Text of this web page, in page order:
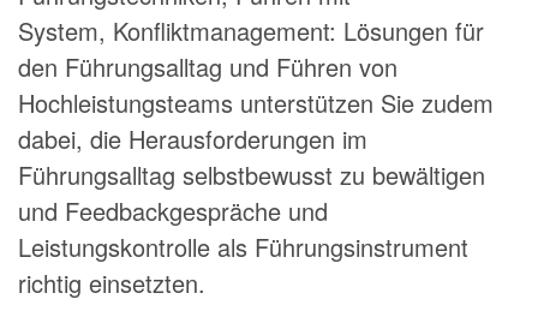
System, Konfliktmanagement: Lösungen für
den Führungsalltag und Führen von
Hochleistungsteams unterstützen Sie zudem
dabei, die Herausforderungen im
Führungsalltag selbstbewusst zu bewältigen
und Feedbackgespräche und
Leistungskontrolle als Führungsinstrument
richtig einsetzten.